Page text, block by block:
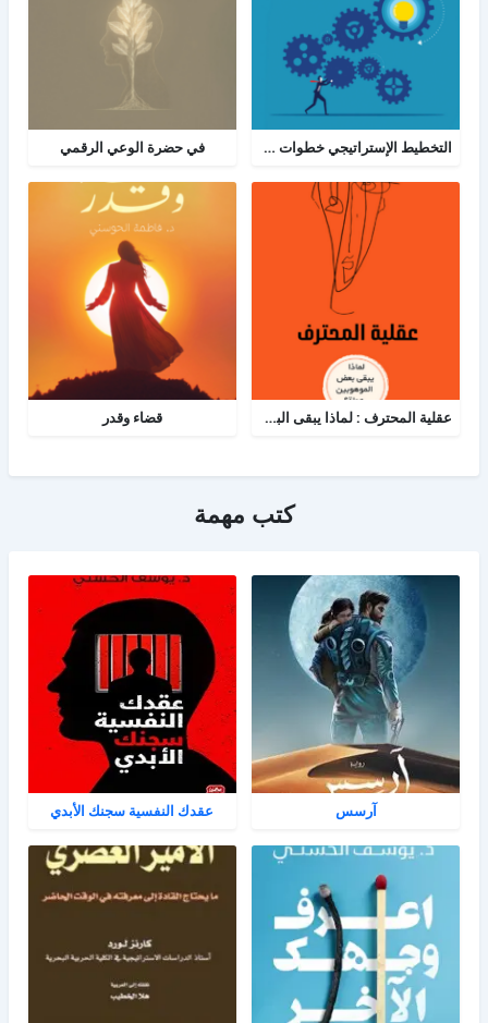
التخطيط الإستراتيجي خطوات ومعرفة: الدليل الإرشادي والبرنامج العملي للتخطيط في حضرة الوعي الرقمي
عقلية المحترف : لماذا يبقى البعض هواة رغم الموهبة؟ قضاء وقدر
كتب مهمة
آرسس عقدك النفسية سجنك الأبدي